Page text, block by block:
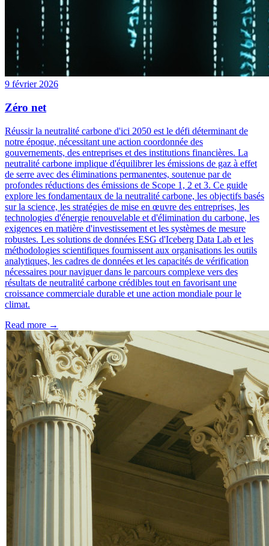
9 février 2026
Zéro net
Réussir la neutralité carbone d'ici 2050 est le défi déterminant de
notre époque, nécessitant une action coordonnée des
gouvernements, des entreprises et des institutions financières. La
neutralité carbone implique d'équilibrer les émissions de gaz à effet
de serre avec des éliminations permanentes, soutenue par de
profondes réductions des émissions de Scope 1, 2 et 3. Ce guide
explore les fondamentaux de la neutralité carbone, les objectifs basés
sur la science, les stratégies de mise en œuvre des entreprises, les
technologies d'énergie renouvelable et d'élimination du carbone, les
exigences en matière d'investissement et les systèmes de mesure
robustes. Les solutions de données ESG d'Iceberg Data Lab et les
méthodologies scientifiques fournissent aux organisations les outils
analytiques, les cadres de données et les capacités de vérification
nécessaires pour naviguer dans le parcours complexe vers des
résultats de neutralité carbone crédibles tout en favorisant une
croissance commerciale durable et une action mondiale pour le
climat.
Read more →